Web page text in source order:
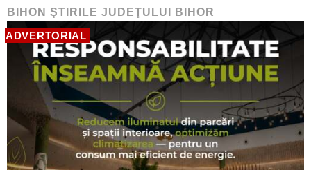
BIHON ŞTIRILE JUDEŢULUI BIHOR
ADVERTORIAL